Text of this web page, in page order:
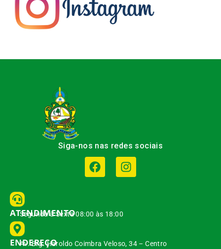
Siga-nos nas redes sociais
ATENDIMENTO
Segunda à Sexta 08:00 às 18:00
ENDEREÇO
Av. Brg. Haroldo Coimbra Veloso, 34 – Centro